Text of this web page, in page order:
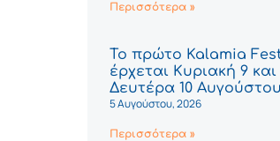
Περισσότερα »
Το πρώτο Kalamia
έρχεται Κυριακή 9 και
Δευτέρα 10 Αυγούστου
5 Αυγούστου, 2026
Περισσότερα »